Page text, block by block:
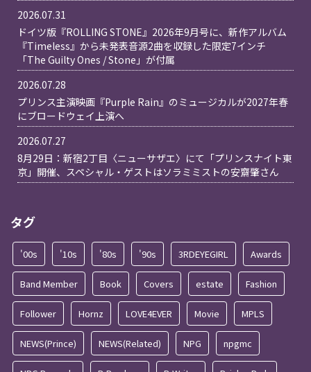
2026.07.31
ドイツ版『ROLLING STONE』2026年9月号に、新作アルバム
『Timeless』から未発表音源2曲を収録した限定7インチ
「The Guilty Ones / Stone」が付属
2026.07.28
プリンス主演映画『Purple Rain』のミュージカルが2027年春
にブロードウェイ上演へ
2026.07.27
8月29日：新宿2丁目〈ニューサザエ〉にて「プリンスナイト東
京」開催、スペシャル・ゲストはソラミミストの安齋肇さん
タグ
'00s '10s '80s '90s 3RDEYEGIRL Awards
Band Member Book Covers estate Fashion
Follower Hornz LOVE4EVER Movie MPLS
NEWS(Prince) NEWS(Related) NPG npgmc